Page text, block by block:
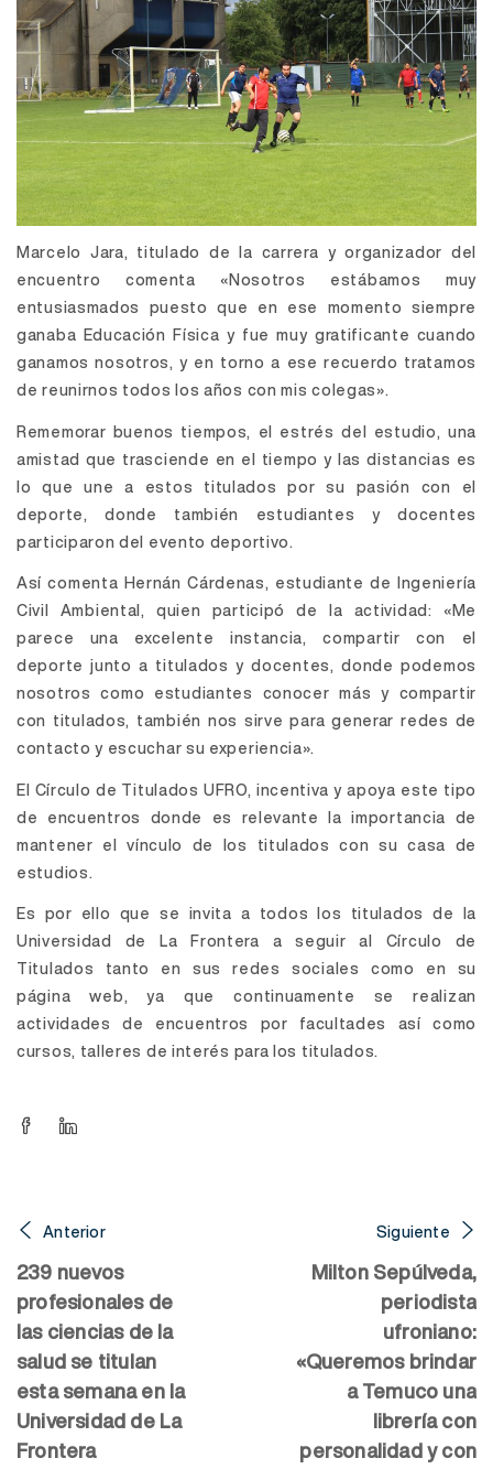
Marcelo Jara, titulado de la carrera y organizador del
encuentro comenta «Nosotros estábamos muy
entusiasmados puesto que en ese momento siempre
ganaba Educación Física y fue muy gratificante cuando
ganamos nosotros, y en torno a ese recuerdo tratamos
de reunirnos todos los años con mis colegas».
Rememorar buenos tiempos, el estrés del estudio, una
amistad que trasciende en el tiempo y las distancias es
lo que une a estos titulados por su pasión con el
deporte, donde también estudiantes y docentes
participaron del evento deportivo.
Así comenta Hernán Cárdenas, estudiante de Ingeniería
Civil Ambiental, quien participó de la actividad: «Me
parece una excelente instancia, compartir con el
deporte junto a titulados y docentes, donde podemos
nosotros como estudiantes conocer más y compartir
con titulados, también nos sirve para generar redes de
contacto y escuchar su experiencia».
El Círculo de Titulados UFRO, incentiva y apoya este tipo
de encuentros donde es relevante la importancia de
mantener el vínculo de los titulados con su casa de
estudios.
Es por ello que se invita a todos los titulados de la
Universidad de La Frontera a seguir al Círculo de
Titulados tanto en sus redes sociales como en su
página web, ya que continuamente se realizan
actividades de encuentros por facultades así como
cursos, talleres de interés para los titulados.
Anterior
239 nuevos
profesionales de
las ciencias de la
salud se titulan
esta semana en la
Universidad de La
Frontera
Siguiente
Milton Sepúlveda,
periodista
ufroniano:
«Queremos brindar
a Temuco una
librería con
personalidad y con